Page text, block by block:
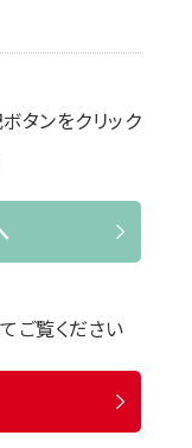
タンをクリック
ご覧ください